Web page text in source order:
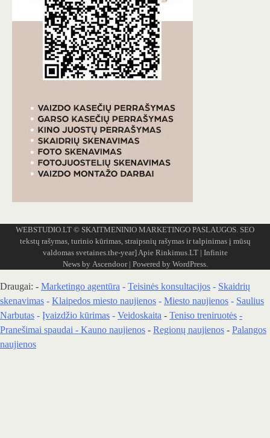
WEBSTUDIO.LT © SKAITMENINIO MARKETINGO PASLAUGOS. SEO
tekstų rašymas, turinio kūrimas, straipsnių rašymas ir talpinimas į mūsų
valdomas svetaines.the-year] Apie Rinkimus.LT| Infinite
News by Ascendoor| Powered by WordPress.
Draugai: - Marketingo agentūra - Teisinės konsultacijos - Skaidrių
skenavimas - Klaipedos miesto naujienos - Miesto naujienos - Saulius
Narbutas - Įvaizdžio kūrimas - Veidoskaita - Teniso treniruotės -
Pranešimai spaudai - Kauno naujienos - Regionų naujienos - Palangos
naujienos